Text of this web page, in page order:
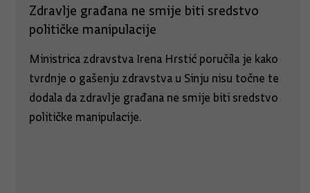
Zdravlje građana ne smije biti sredstvo
političke manipulacije
Ministrica zdravstva Irena Hrstić poručila je kako
tvrdnje o gašenju zdravstva u Sinju nisu točne te
dodala da zdravlje građana ne smije biti sredstvo
političke manipulacije.